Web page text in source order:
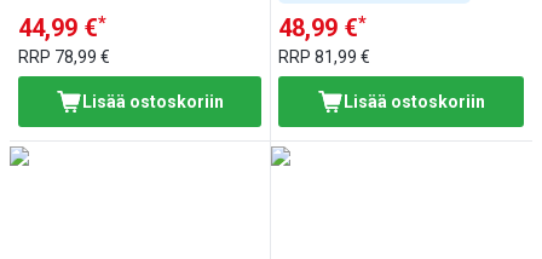
44,99 €*
RRP 78,99 €
Lisää ostoskoriin
48,99 €*
RRP81,99 €
Lisää ostoskoriin